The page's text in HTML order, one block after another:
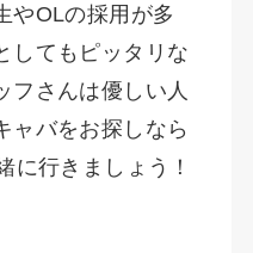
やOLの採用が多
してもピッタリな
フさんは優しい人
ャバをお探しなら
に行きましょう！